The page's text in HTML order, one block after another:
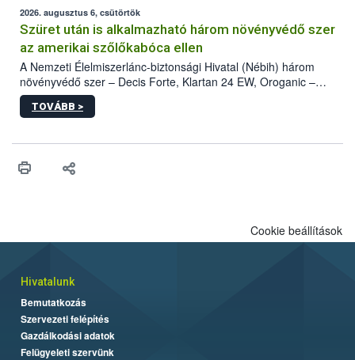
az intenzív felderítést, emellett az intézkedéseket a szlovák
hatósággal is összehangolják a terjedés megállítása érdekében.
2026. augusztus 6, csütörtök
Szüret után is alkalmazható három növényvédő szer
az amerikai szőlőkabóca ellen
A Nemzeti Élelmiszerlánc-biztonsági Hivatal (Nébih) három
növényvédő szer – Decis Forte, Klartan 24 EW, Oroganic –
engedélyokiratát módosította, így azok a szüretet követően,
egészen a vesszőérettség (BBCH 91) stádiumáig
érésű szőlőkben is legyen lehetőség a károsító elleni további
felhasználók számára is elérhető és ökológiai termesztésben is
TOVÁBB >
Cookie beállítások
Hivatalunk
Bemutatkozás
Szervezeti felépítés
Gazdálkodási adatok
Felügyeleti szervünk